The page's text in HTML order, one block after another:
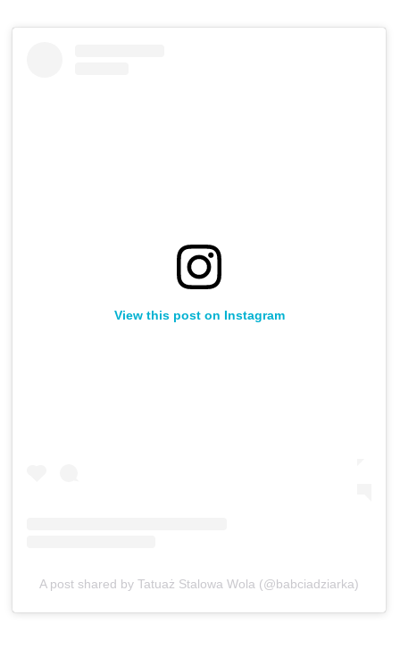
View this post on Instagram
A post shared by Tatuaż Stalowa Wola (@babciadziarka)